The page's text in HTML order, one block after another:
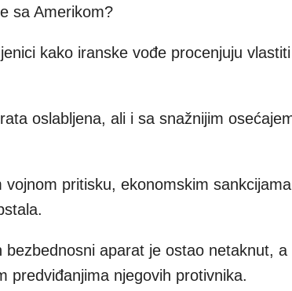
sa Amerikom?
kako iranske vođe procenjuju
oslabljena, ali i sa snažnijim
pritisku, ekonomskim
aparat je ostao netaknut, a
predviđanjima njegovih protivnika.